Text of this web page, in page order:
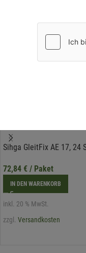
Sihga GleitFix AE 17, 24
72,84 € / Paket
IN DEN WARENKORB
inkl. 20 % MwSt.
zzgl. Versandkosten